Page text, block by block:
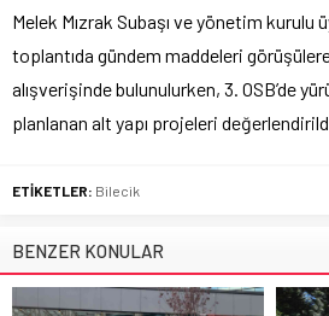
Melek Mızrak Subaşı ve yönetim kurulu
toplantıda gündem maddeleri
alışverişinde bulunulurken, 3. OSB’de
planlanan alt yapı projeleri
ETİKETLER: Bilecik
BENZER KONULAR